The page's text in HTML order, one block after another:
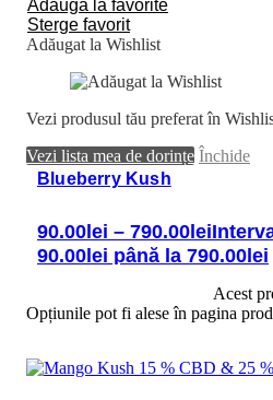
Adaugă la favorite
Sterge favorit
Adăugat la Wishlist
Vezi produsul tău preferat în
Vezi lista mea de dorințe Închide
Blueberry Kush
90.00 lei – 790.00 lei
90.00lei până la 790.00lei
Acest
Opțiunile pot fi alese în pagina